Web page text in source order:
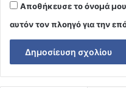
Αποθήκευσε το όνομά
αυτόν τον πλοηγό για την